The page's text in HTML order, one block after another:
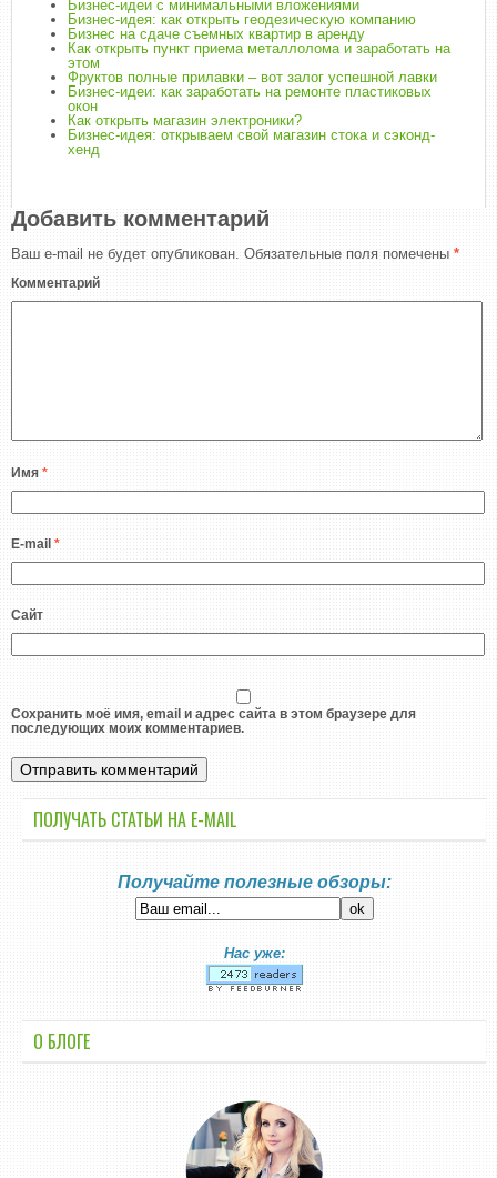
Бизнес-идеи с минимальными вложениями
Бизнес-идея: как открыть геодезическую компанию
Бизнес на сдаче съемных квартир в аренду
Как открыть пункт приема металлолома и заработать на
этом
Фруктов полные прилавки – вот залог успешной лавки
Бизнес-идеи: как заработать на ремонте пластиковых
окон
Как открыть магазин электроники?
Бизнес-идея: открываем свой магазин стока и сэконд-
хенд
Добавить комментарий
Ваш e-mail не будет опубликован. Обязательные поля помечены *
Комментарий
Имя *
E-mail *
Сайт
Сохранить моё имя, email и адрес сайта в этом браузере для
последующих моих комментариев.
ПОЛУЧАТЬ СТАТЬИ НА E-MАIL
Получайте полезные обзоры:
Нас уже:
О БЛОГЕ